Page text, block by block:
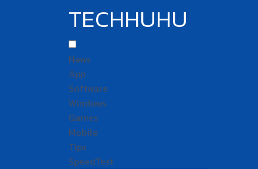
TECHHUHU
News
App
Software
Windows
Games
Mobile
Tips
SpeedTest